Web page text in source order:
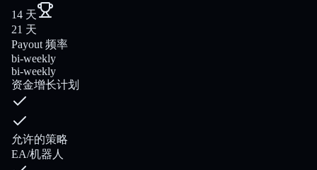
14 天
21 天
Payout 频率
bi-weekly
bi-weekly
资金增长计划
允许的策略
EA/机器人